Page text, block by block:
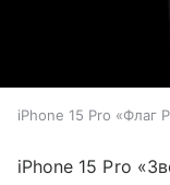
iPhone 15 Pro «Флаг
iPhone 15 Pro